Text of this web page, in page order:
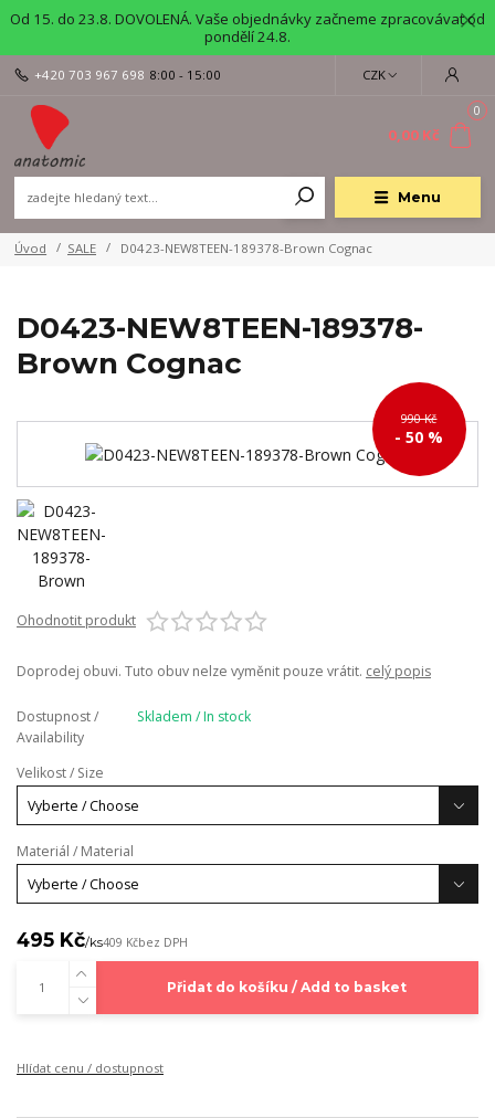
Od 15. do 23.8. DOVOLENÁ. Vaše objednávky začneme zpracovávat od
pondělí 24.8.
Menu
CZK
+420 703 967 698 8:00 - 15:00
0
0,00 Kč
Úvod SALE D0423-NEW8TEEN-189378-Brown Cognac
D0423-NEW8TEEN-189378-
Brown Cognac
990 Kč
- 50 %
Ohodnotit produkt
Doprodej obuvi. Tuto obuv nelze vyměnit pouze vrátit. celý popis
Dostupnost /
Availability
Skladem / In stock
Velikost / Size
Materiál / Material
495 Kč/ks409 Kčbez DPH
Přidat do košíku / Add to basket
Hlídat cenu / dostupnost